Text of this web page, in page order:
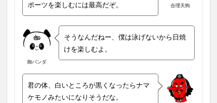
合理天狗
ポーツを楽しむには最高だぞ。
御パンダ
そうなんだねー、僕は泳げないから日焼
けを楽しむよ。
君の体、白いところが黒くなったらナマ
ケモノみたいになりそうだな。